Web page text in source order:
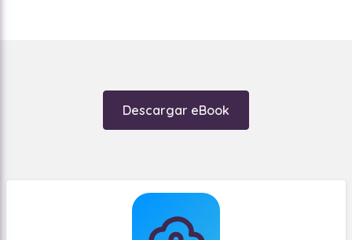
Descargar eBook